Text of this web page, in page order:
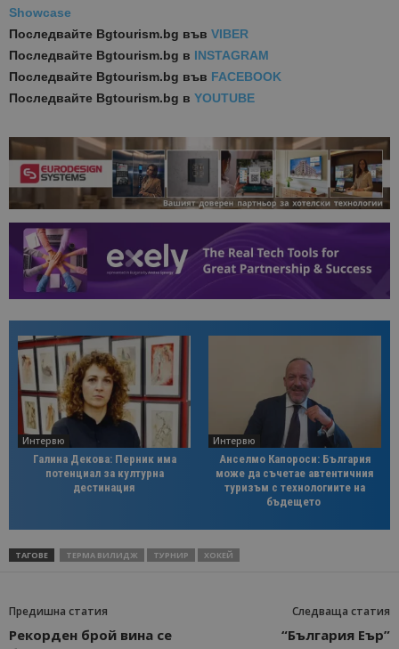
Showcase
Последвайте Bgtourism.bg във VIBER
Последвайте Bgtourism.bg в INSTAGRAM
Последвайте Bgtourism.bg във FACEBOOK
Последвайте Bgtourism.bg в YOUTUBE
Интервю
Галина Декова: Перник има
потенциал за културна
дестинация
Интервю
Анселмо Капороси: България
може да съчетае автентичния
туризъм с технологиите на
бъдещето
ТАГОВЕ ТЕРМА ВИЛИДЖ ТУРНИР ХОКЕЙ
Предишна статия
Рекорден брой вина се
Следваща статия
“България Еър”